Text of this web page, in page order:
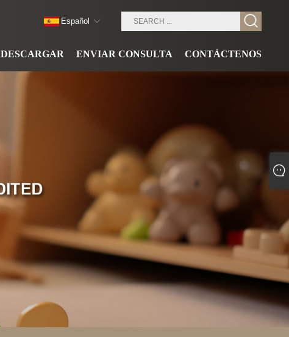
DESCARGAR ENVIAR CONSULTA CONTÁCTENOS
Español